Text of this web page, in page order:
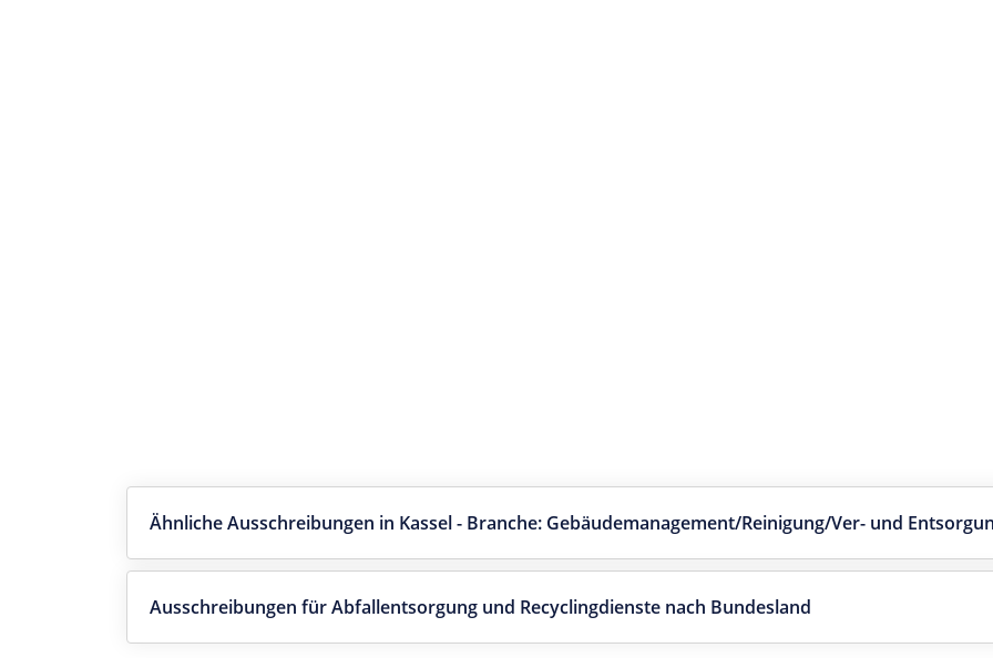
Ähnliche Ausschreibungen in Kassel - Branche: Gebäudemanagement/Reinigung/Ver- und
Ausschreibungen für Abfallentsorgung und Recyclingdienste nach Bundesland